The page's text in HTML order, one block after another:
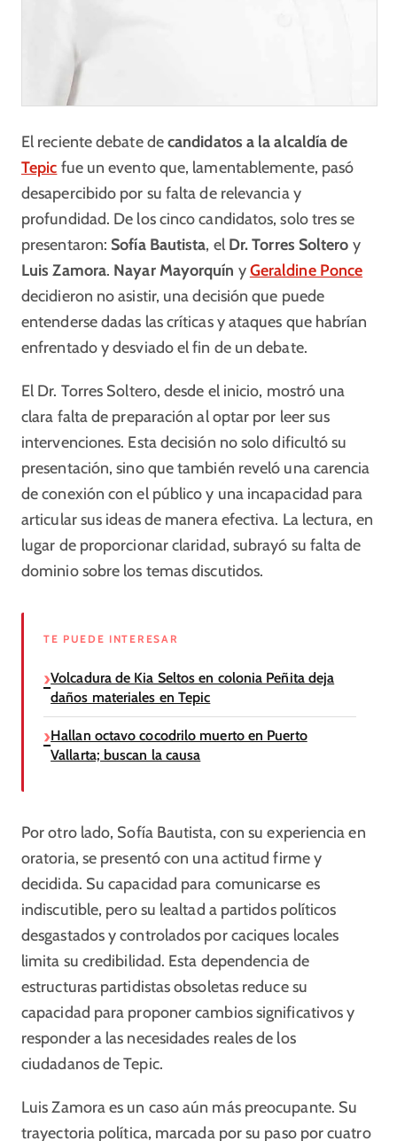
El reciente debate decandidatos a la alcaldía de
Tepic fue un evento que, lamentablemente, pasó
desapercibido por su falta de relevancia y
profundidad. De los cinco candidatos, solo tres se
presentaron: Sofía Bautista, el Dr. Torres Soltero y
Luis Zamora. Nayar Mayorquín yGeraldine Ponce
decidieron no asistir, una decisión que puede
entenderse dadas las críticas y ataques que habrían
enfrentado y desviado el fin de un debate.
El Dr. Torres Soltero, desde el inicio, mostró una
clara falta de preparación al optar por leer sus
intervenciones. Esta decisión no solo dificultó su
presentación, sino que también reveló una carencia
de conexión con el público y una incapacidad para
articular sus ideas de manera efectiva. La lectura, en
lugar de proporcionar claridad, subrayó su falta de
dominio sobre los temas discutidos.
TE PUEDE INTERESAR
Volcadura de Kia Seltos en colonia Peñita deja
daños materiales en Tepic
Hallan octavo cocodrilo muerto en Puerto
Vallarta; buscan la causa
Por otro lado, Sofía Bautista, con su experiencia en
oratoria, se presentó con una actitud firme y
decidida. Su capacidad para comunicarse es
indiscutible, pero su lealtad a partidos políticos
desgastados y controlados por caciques locales
limita su credibilidad. Esta dependencia de
estructuras partidistas obsoletas reduce su
capacidad para proponer cambios significativos y
responder a las necesidades reales de los
ciudadanos de Tepic.
Luis Zamora es un caso aún más preocupante. Su
trayectoria política, marcada por su paso por cuatro